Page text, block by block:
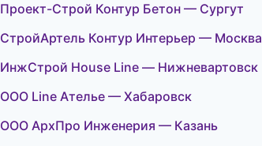
Проект-Строй Контур Бетон — Сургут
СтройАртель Контур Интерьер — Москва
ИнжСтрой House Line — Нижневартовск
ООО Line Ателье — Хабаровск
ООО АрхПро Инженерия — Казань